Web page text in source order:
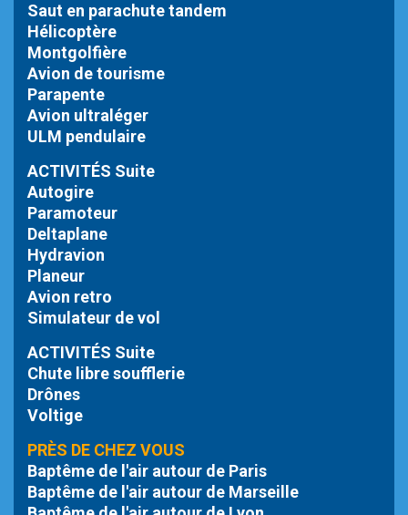
Saut en parachute tandem
Hélicoptère
Montgolfière
Avion de tourisme
Parapente
Avion ultraléger
ULM pendulaire
ACTIVITÉS Suite
Autogire
Paramoteur
Deltaplane
Hydravion
Planeur
Avion retro
Simulateur de vol
ACTIVITÉS Suite
Chute libresoufflerie
Drônes
Voltige
PRÈS DE CHEZ VOUS
Baptême de l'air autour de Paris
Baptême de l'air autour de Marseille